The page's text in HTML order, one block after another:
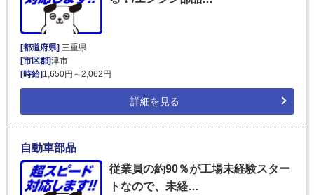
[都道府県] 三重県
[市区郡]津市
[時給] 1,650円～2,062円
詳細を見る
自動車部品
従業員の約90％が工場未経験スター
トなので、未経…